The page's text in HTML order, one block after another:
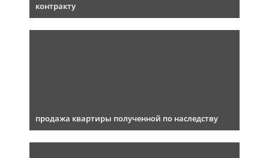
контракту
продажа квартиры полученной по наследству